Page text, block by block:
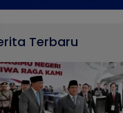
Terbaru